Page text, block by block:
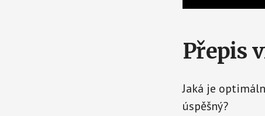
Přepis
Jaká je
úspěšný?